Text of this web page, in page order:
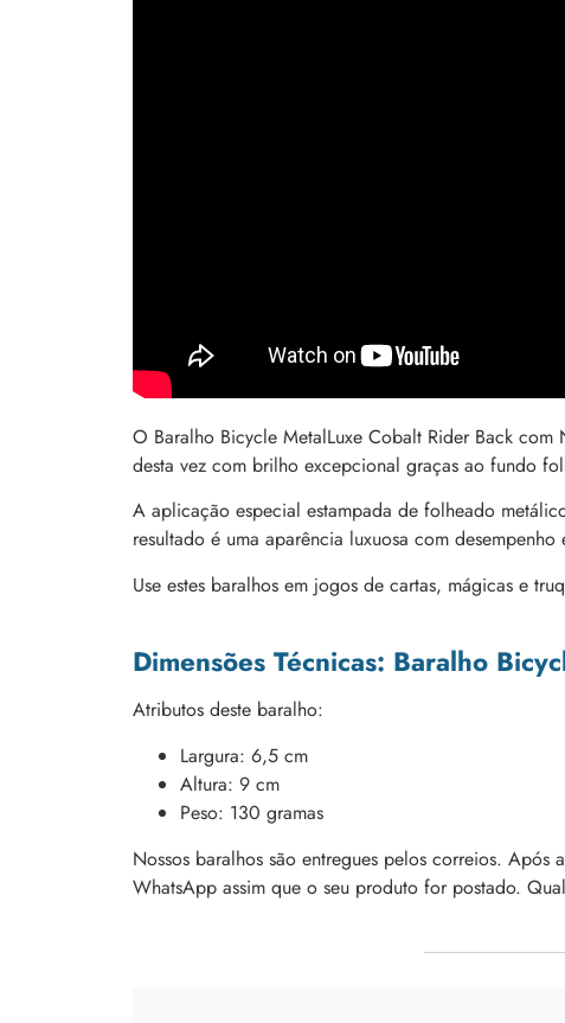
O Baralho Bicycle MetalLuxe Cobalt Rider Back com
desta vez com brilho excepcional graças ao fundo
A aplicação especial estampada de folheado
resultado é uma aparência luxuosa com
Use estes baralhos em jogos de cartas, mágicas e
Dimensões Técnicas: Baralho
Atributos deste baralho:
Largura: 6,5 cm
Altura: 9 cm
Peso: 130 gramas
Nossos baralhos são entregues pelos correios.
WhatsApp assim que o seu produto for postado.